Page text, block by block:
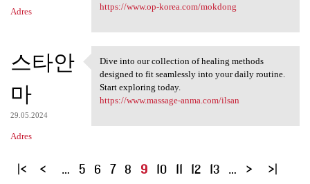
Adres
https://www.op-korea.com/mokdong
스타안
마
29.05.2024
Adres
Dive into our collection of
Dive into our collection of healing methods
designed to fit seamlessly into your daily routine.
Start exploring today.
https://www.massage-anma.com/ilsan
S
… 5 6 7 8 9 10 11 12 13 …